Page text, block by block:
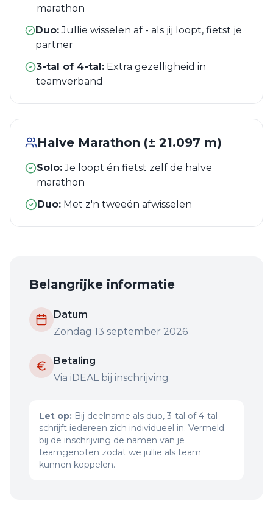
marathon
Duo:Jullie wisselen af - als jij loopt, fietst je
partner
3-tal of 4-tal:Extra gezelligheid in
teamverband
Halve Marathon (± 21.097 m)
Solo:Je loopt én fietst zelf de halve
marathon
Duo: Met z'n tweeën afwisselen
Belangrijke informatie
Datum
Zondag 13 september 2026
Betaling
Via iDEAL bij inschrijving
Let op: Bij deelname als duo, 3-tal of 4-tal
schrijft iedereen zich individueel in. Vermeld
bij de inschrijving de namen van je
teamgenoten zodat we jullie als team
kunnen koppelen.